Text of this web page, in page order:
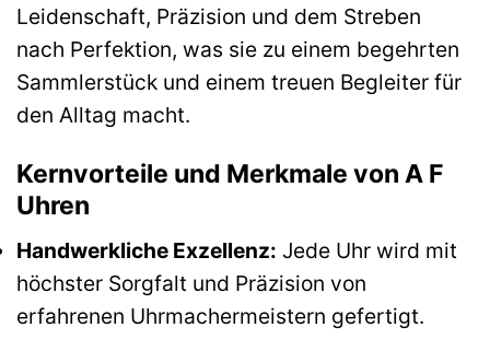
Leidenschaft, Präzision und dem Streben
nach Perfektion, was sie zu einem begehrten
Sammlerstück und einem treuen Begleiter für
den Alltag macht.
Kernvorteile und Merkmale von A F
Uhren
Handwerkliche Exzellenz: Jede Uhr wird mit
höchster Sorgfalt und Präzision von
erfahrenen Uhrmachermeistern gefertigt.